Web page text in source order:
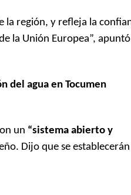
la región, y refleja la
la Unión Europea”,
del agua en Tocumen
un “sistema abierto y
Dijo que se